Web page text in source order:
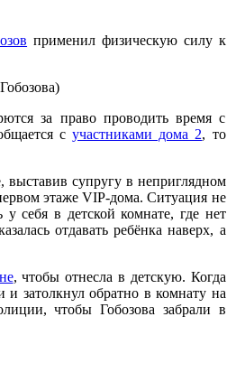
применил физическую силу к
за право проводить время с
с участниками дома 2, то
супругу в неприглядном
этаже VIP-дома. Ситуация не
себя в детской комнате, где нет
отдавать ребёнка наверх, а
, чтобы отнесла в детскую. Когда
и затолкнул обратно в комнату на
чтобы Гобозова забрали в